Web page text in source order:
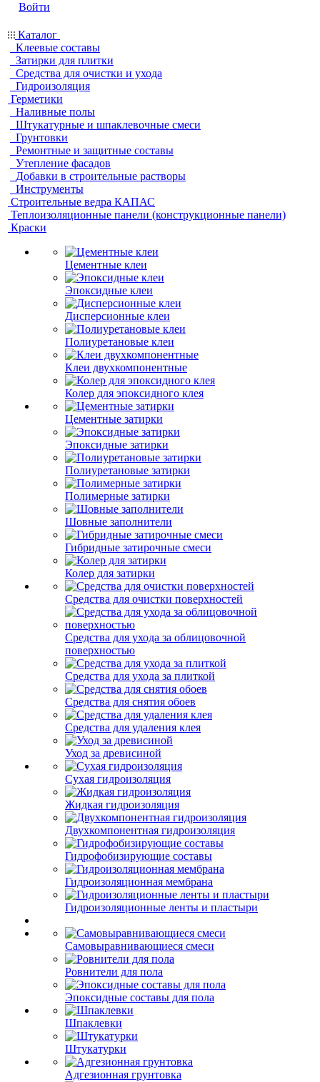
Войти
Каталог
Клеевые составы
Затирки для плитки
Средства для очистки и ухода
Гидроизоляция
Герметики
Наливные полы
Штукатурные и шпаклевочные смеси
Грунтовки
Ремонтные и защитные составы
Утепление фасадов
Добавки в строительные растворы
Инструменты
Строительные ведра КАПАС
Теплоизоляционные панели (конструкционные панели)
Краски
Цементные клеи
Эпоксидные клеи
Дисперсионные клеи
Полиуретановые клеи
Клеи двухкомпонентные
Колер для эпоксидного клея
Цементные затирки
Эпоксидные затирки
Полиуретановые затирки
Полимерные затирки
Шовные заполнители
Гибридные затирочные смеси
Колер для затирки
Средства для очистки поверхностей
Средства для ухода за облицовочной
поверхностью
Средства для ухода за плиткой
Средства для снятия обоев
Средства для удаления клея
Уход за древисиной
Сухая гидроизоляция
Жидкая гидроизоляция
Двухкомпонентная гидроизоляция
Гидрофобизирующие составы
Гидроизоляционная мембрана
Гидроизоляционные ленты и пластыри
Самовыравнивающиеся смеси
Ровнители для пола
Эпоксидные составы для пола
Шпаклевки
Штукатурки
Адгезионная грунтовка